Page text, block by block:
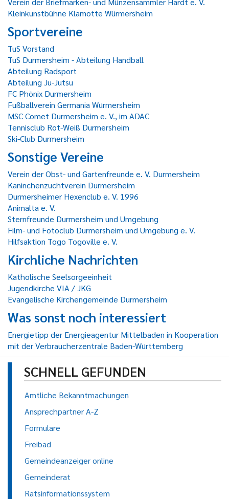
Kleinkunstbühne Klamotte Würmersheim
Sportvereine
TuS Vorstand
TuS Durmersheim - Abteilung Handball
Abteilung Radsport
Abteilung Ju-Jutsu
FC Phönix Durmersheim
Fußballverein Germania Würmersheim
MSC Comet Durmersheim e. V., im ADAC
Tennisclub Rot-Weiß Durmersheim
Ski-Club Durmersheim
Sonstige Vereine
Verein der Obst- und Gartenfreunde e. V. Durmersheim
Kaninchenzuchtverein Durmersheim
Durmersheimer Hexenclub e. V. 1996
Animalta e. V.
Sternfreunde Durmersheim und Umgebung
Film- und Fotoclub Durmersheim und Umgebung e. V.
Hilfsaktion Togo Togoville e. V.
Kirchliche Nachrichten
Katholische Seelsorgeeinheit
Jugendkirche VIA / JKG
Evangelische Kirchengemeinde Durmersheim
Was sonst noch interessiert
Energietipp der Energieagentur Mittelbaden in Kooperation
mit der Verbraucherzentrale Baden-Württemberg
SCHNELL GEFUNDEN
Amtliche Bekanntmachungen
Ansprechpartner A-Z
Formulare
Freibad
Gemeindeanzeiger online
Gemeinderat
Ratsinformationssystem